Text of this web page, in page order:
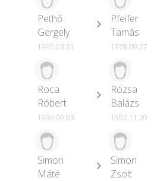
Pethő
Gergely
1995.03.21
Pfeifer
Tamás
1978.09.27
Roca
Róbert
1996.09.03
Rózsa
Balázs
1992.11.20
Simon
Máté
Simon
Zsolt